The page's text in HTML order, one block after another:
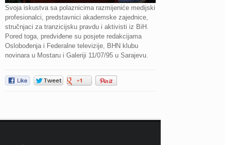
Svoja iskustva sa polaznicima razmijeniće medijski
profesionalci, predstavnici akademske zajednice,
stručnjaci za tranzicijsku pravdu i aktivisti iz BiH.
Pored toga, predviđene su posjete redakcijama
Oslobođenja i Federalne televizije, BHN klubu
novinara u Mostaru i Galeriji 11/07/95 u Sarajevu.